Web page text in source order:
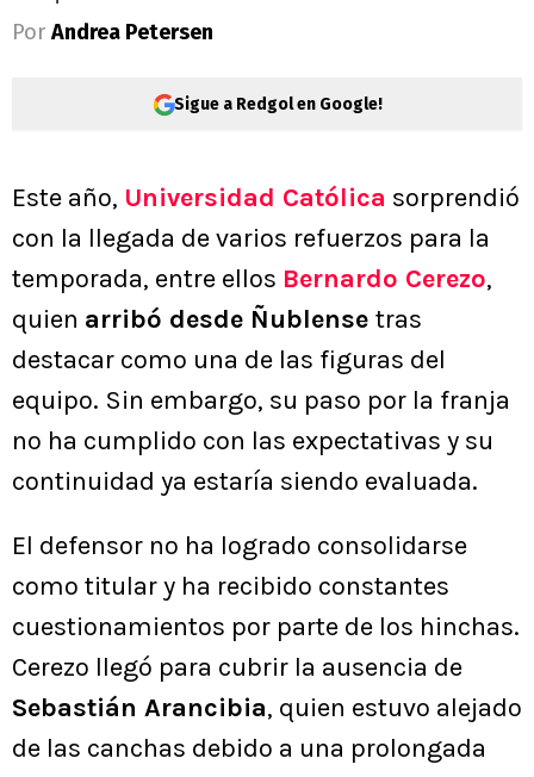
Por Andrea Petersen
Sigue a Redgol en Google!
Este año, Universidad Católica sorprendió
con la llegada de varios refuerzos para la
temporada, entre ellos Bernardo Cerezo,
quien arribó desde Ñublense tras
destacar como una de las figuras del
equipo. Sin embargo, su paso por la franja
no ha cumplido con las expectativas y su
continuidad ya estaría siendo evaluada.
El defensor no ha logrado consolidarse
como titular y ha recibido constantes
cuestionamientos por parte de los hinchas.
Cerezo llegó para cubrir la ausencia de
Sebastián Arancibia, quien estuvo alejado
de las canchas debido a una prolongada